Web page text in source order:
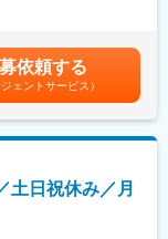
関わることができま
る環境です。「提案
の仕入先の素材メー
ます。月給(月額)は固
依頼する
ジェントサービス）
土日祝休み／月